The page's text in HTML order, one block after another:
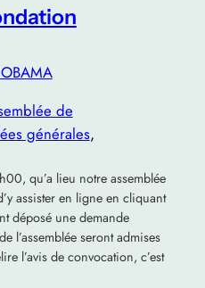
de
générales
qu’a lieu notre assemblée
assister en ligne en cliquant
déposé une demande
l’assemblée seront admises
l’avis de convocation, c’est